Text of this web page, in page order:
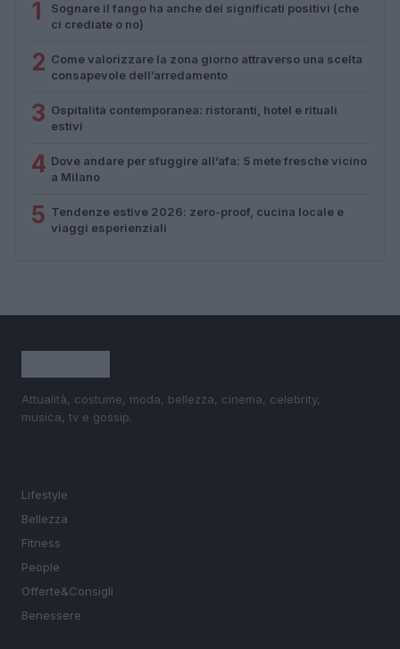
1
Sognare il fango ha anche dei significati positivi (che
ci crediate o no)
2 Come valorizzare la zona giorno attraverso una scelta
consapevole dell’arredamento
3 Ospitalità contemporanea: ristoranti, hotel e rituali
estivi
4 Dove andare per sfuggire all’afa: 5 mete fresche vicino
a Milano
5 Tendenze estive 2026: zero-proof, cucina locale e
viaggi esperienziali
Attualità, costume, moda, bellezza, cinema, celebrity,
musica, tv e gossip.
Lifestyle
Bellezza
Fitness
People
Offerte&Consigli
Benessere